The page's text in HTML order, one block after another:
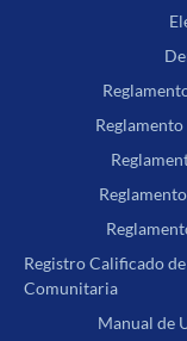
Registro Calificado
Comunitaria
Manual de